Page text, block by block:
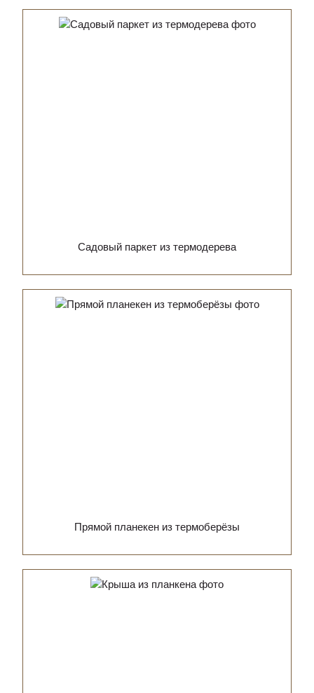
Садовый паркет из термодерева
Прямой планекен из термоберёзы